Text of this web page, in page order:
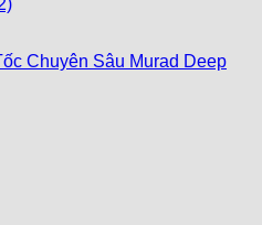
Chuyên Sâu Murad Deep